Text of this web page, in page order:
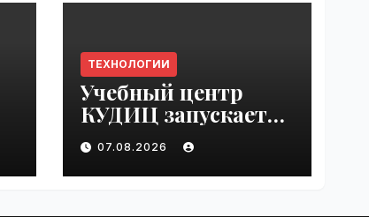
ТЕХНОЛОГИИ
Учебный центр
КУДИЦ запускает
авторизованный
курс по
администрировани
07.08.2026